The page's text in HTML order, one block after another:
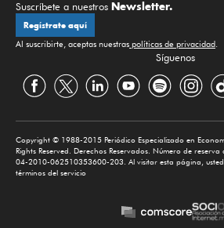
Suscríbete a nuestros Newsletter.
Regístrate aquí
Al suscribirte, aceptas nuestras políticas de privacidad.
Síguenos
Copyright © 1988-2015 Periódico Especializado en
Rights Reserved. Derechos Reservados. Número de
04-2010-062510353600-203. Al visitar esta página,
términos del servicio